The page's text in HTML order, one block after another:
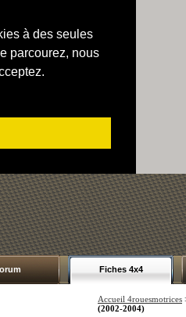
à des seules
parcourez, nous
Fiches 4x4
Accueil 4rouesmotrices
(2002-2004)